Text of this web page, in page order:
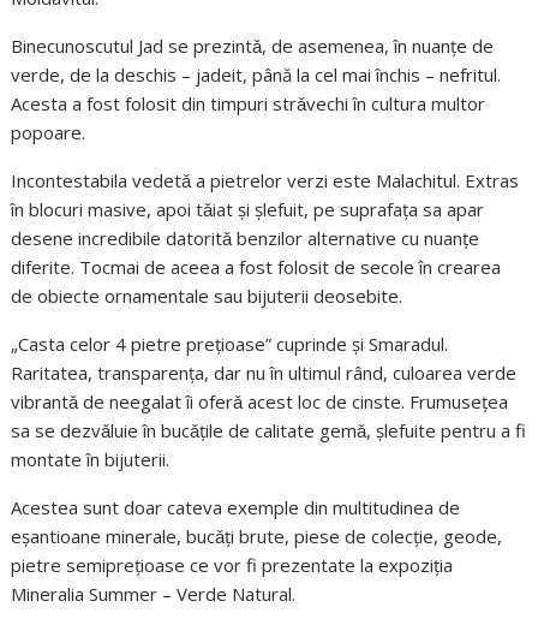
Binecunoscutul Jad se prezintǎ, de asemenea, în nuanţe de
verde, de la deschis – jadeit, până la cel mai închis – nefritul.
Acesta a fost folosit din timpuri strǎvechi în cultura multor
popoare.
Incontestabila vedetǎ a pietrelor verzi este Malachitul. Extras
în blocuri masive, apoi tǎiat şi şlefuit, pe suprafaţa sa apar
desene incredibile datoritǎ benzilor alternative cu nuanţe
diferite. Tocmai de aceea a fost folosit de secole în crearea
de obiecte ornamentale sau bijuterii deosebite.
„Casta celor 4 pietre preţioase” cuprinde şi Smaradul.
Raritatea, transparenţa, dar nu în ultimul rând, culoarea verde
vibrantǎ de neegalat îi oferǎ acest loc de cinste. Frumuseţea
sa se dezvǎluie în bucǎţile de calitate gemǎ, şlefuite pentru a fi
montate în bijuterii.
Acestea sunt doar cateva exemple din multitudinea de
eşantioane minerale, bucǎţi brute, piese de colecție, geode,
pietre semipreţioase ce vor fi prezentate la expoziția
Mineralia Summer – Verde Natural.